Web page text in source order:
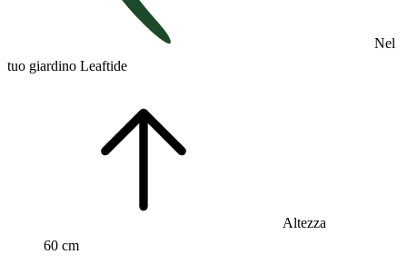
Nel
tuo giardino Leaftide
Altezza
60 cm